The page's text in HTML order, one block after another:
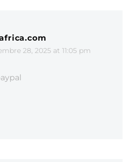
28, 2025 at 11:05 pm